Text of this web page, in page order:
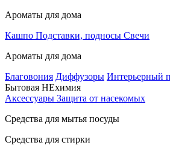
Ароматы для дома
Кашпо Подставки, подносы Свечи
Ароматы для дома
Благовония Диффузоры Интерьерный
Бытовая НЕхимия
Аксессуары Защита от насекомых
Средства для мытья посуды
Средства для стирки